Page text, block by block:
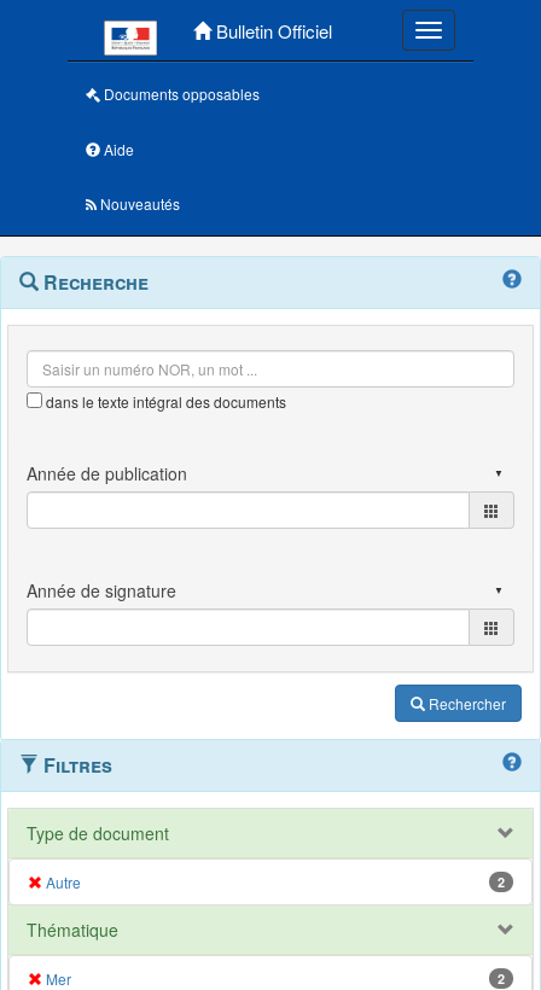
Bulletin Officiel Toggle
Documents opposables
Aide
Nouveautés
Navigation
outils
Menu
contextuel
Recherche
dans le texte intégral des documents
Rechercher
Filtres
Type de document
Autre 2
Thématique
Mer 2